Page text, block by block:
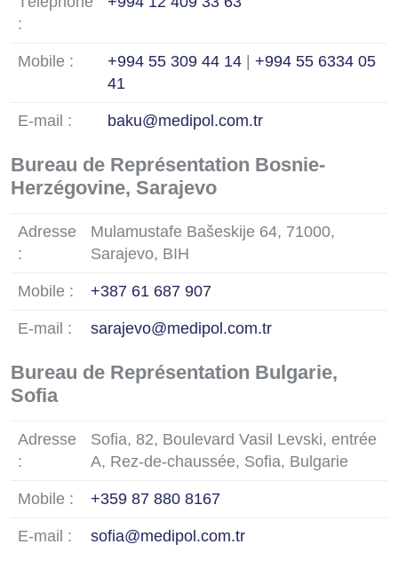
:
Mobile : +994 55 309 44 14
+994 55 6334 05
41
E-mail : baku@medipol.com.tr
Bureau de Représentation Bosnie-
Herzégovine, Sarajevo
Adresse
:
Mulamustafe Bašeskije 64, 71000,
Sarajevo, BIH
Mobile : +387 61 687 907
E-mail : sarajevo@medipol.com.tr
Bureau de Représentation Bulgarie,
Sofia
Adresse
:
Sofia, 82, Boulevard Vasil Levski, entrée
A, Rez-de-chaussée, Sofia, Bulgarie
Mobile : +359 87 880 8167
E-mail : sofia@medipol.com.tr